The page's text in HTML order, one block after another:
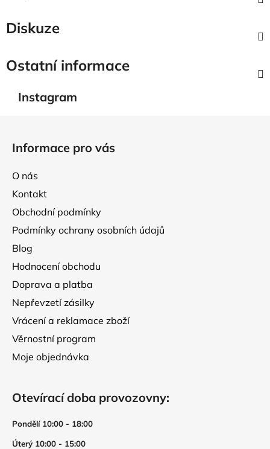
Diskuze
Ostatní informace
Instagram
Informace pro vás
O nás
Kontakt
Obchodní podmínky
Podmínky ochrany osobních údajů
Blog
Hodnocení obchodu
Doprava a platba
Nepřevzetí zásilky
Vrácení a reklamace zboží
Věrnostní program
Moje objednávka
Otevírací doba provozovny:
Pondělí 10:00 - 18:00
Úterý 10:00 - 15:00